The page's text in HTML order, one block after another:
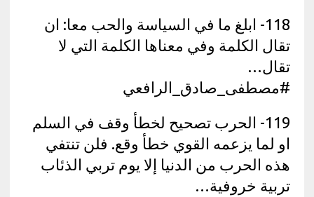
118- ابلغ ما في السياسة والحب معا: ان
تقال الكلمة وفي معناها الكلمة التي لا
تقال…
#مصطفى_صادق_الرافعي
119- الحرب تصحيح لخطأ وقف في السلم
او لما يزعمه القوي خطأ وقع. فلن تنتفي
هذه الحرب من الدنيا إلا يوم تربي الذئاب
تربية خروفية…